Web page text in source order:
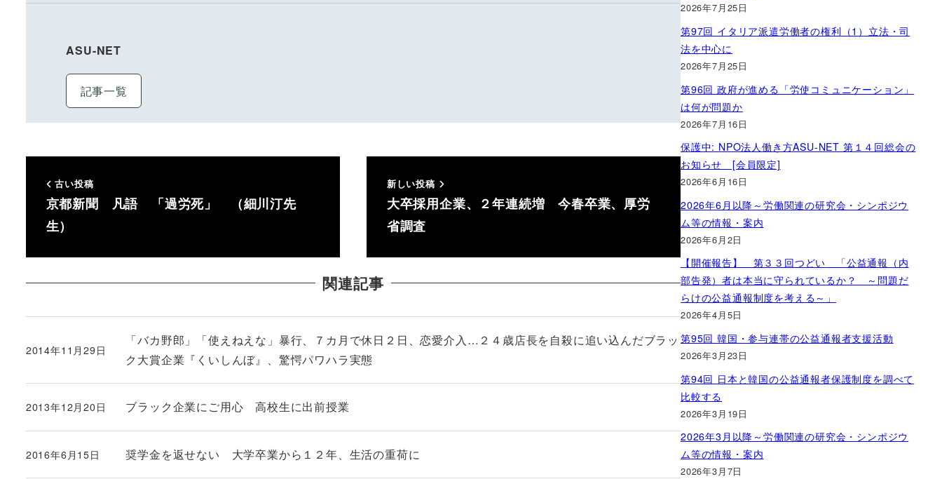
ASU-NET
記事一覧
古い投稿
京都新聞 凡語 「過労死」 （細川汀先
生）
新しい投稿
大卒採用企業、２年連続増 今春卒業、厚労
省調査
関連記事
「バカ野郎」「使えねえな」暴行、７カ月で休日２日、恋愛介入…２４歳店長を自殺に追い込んだブラッ
ク大賞企業『くいしんぼ』、驚愕パワハラ実態
投稿日
2014年11月29日
ブラック企業にご用心 高校生に出前授業
投稿日
2013年12月20日
奨学金を返せない 大学卒業から１２年、生活の重荷に
投稿日
2016年6月15日
2026年7月25日
第97回 イタリア派遣労働者の権利（1）立法・司
法を中心に
2026年7月25日
第96回 政府が進める「労使コミュニケーション」
は何が問題か
2026年7月16日
保護中: NPO法人働き方ASU-NET 第１４回総会の
お知らせ [会員限定]
2026年6月16日
2026年6月以降～労働関連の研究会・シンポジウ
ム等の情報・案内
2026年6月2日
【開催報告】 第３３回つどい 「公益通報（内
部告発）者は本当に守られているか？ ～問題だ
らけの公益通報制度を考える～」
2026年4月5日
第95回 韓国・参与連帯の公益通報者支援活動
2026年3月23日
第94回 日本と韓国の公益通報者保護制度を調べて
比較する
2026年3月19日
2026年3月以降～労働関連の研究会・シンポジウ
ム等の情報・案内
2026年3月7日